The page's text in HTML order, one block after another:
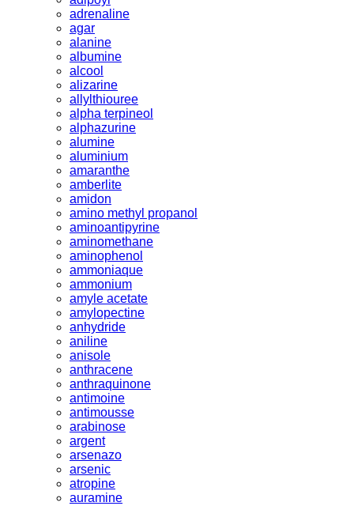
adrenaline
agar
alanine
albumine
alcool
alizarine
allylthiouree
alpha terpineol
alphazurine
alumine
aluminium
amaranthe
amberlite
amidon
amino methyl propanol
aminoantipyrine
aminomethane
aminophenol
ammoniaque
ammonium
amyle acetate
amylopectine
anhydride
aniline
anisole
anthracene
anthraquinone
antimoine
antimousse
arabinose
argent
arsenazo
arsenic
atropine
auramine